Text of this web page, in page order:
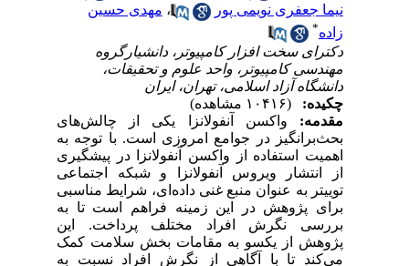
نیما جعفری نویمی پور
،مهدی حسین
زاده
دکترای سخت افزار کامپیوتر، دانشیارگروه
مهندسی کامپیوتر، واحد علوم و تحقیقات،
دانشگاه آزاد اسلامی، تهران، ایران
چکیده:
مقدمه:واکسن آنفولانزا یکی از چالش‌های
بحث‌برانگیز در جوامع امروزی است. با توجه به
اهمیت استفاده از واکسن آنفولانزا در پیشگیری
از انتشار ویروس آنفولانزا و شبکه اجتماعی
توییتر به عنوان منبع غنی داده‌ای، شرایط مناسبی
برای پژوهش در این زمینه‌ فراهم است تا به
بررسی نگرش افراد مختلف پرداخت. این
پژوهش از یکسو به مقامات بخش سلامت کمک
می‌کند تا با آگاهی از نگرش افراد نسبت به